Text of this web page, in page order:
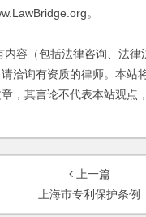
。
（包括法律咨询、法律法
洽询有资质的律师。本站
，其言论不代表本站观点
上一篇
上海市专利保护条例